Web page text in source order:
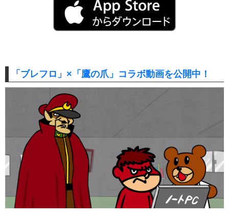
「ブレフロ」×「鷹の爪」コラボ動画を公開中！